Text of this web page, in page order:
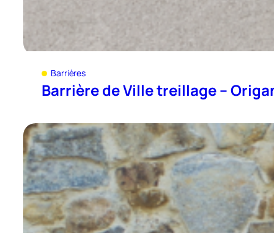
Barrières
Barrière de Ville treillage –